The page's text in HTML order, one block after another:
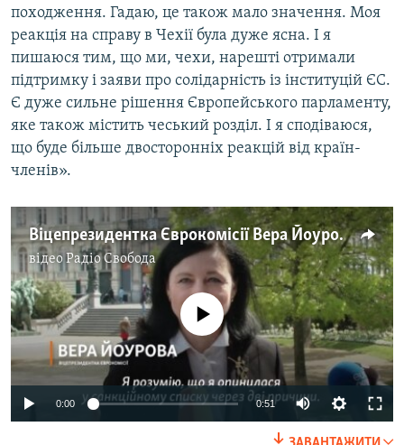
походження. Гадаю, це також мало значення. Моя
реакція на справу в Чехії була дуже ясна. І я
пишаюся тим, що ми, чехи, нарешті отримали
підтримку і заяви про солідарність із інституцій ЄС.
Є дуже сильне рішення Європейського парламенту,
яке також містить чеський розділ. І я сподіваюся,
що буде більше двосторонніх реакцій від країн-
членів».
Віцепрезидентка Єврокомісії Вера Йоурова про причини рішення Росії оголосити її персоною нон-грата
відеоРадіо Свобода
No media source currently available
0:00 0:51 Auto